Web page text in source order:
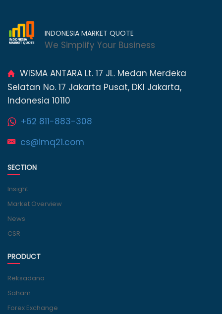
INDONESIA MARKET QUOTE
We Simplify Your Business
WISMA ANTARA Lt. 17 JL. Medan Merdeka
Selatan No. 17 Jakarta Pusat, DKI Jakarta,
Indonesia 10110
+62 811-883-308
cs@imq21.com
SECTION
Insight
Market Overview
News
CSR
PRODUCT
Reksadana
Saham
Forex Exchange